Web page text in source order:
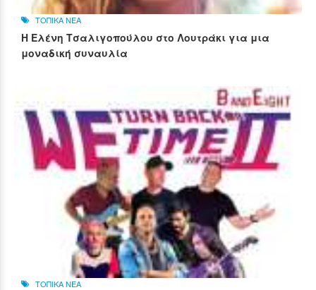
ΤΟΠΙΚΑ ΝΕΑ
Η Ελένη Τσαλιγοπούλου στο Λουτράκι για μια
μοναδική συναυλία
ΤΟΠΙΚΑ ΝΕΑ